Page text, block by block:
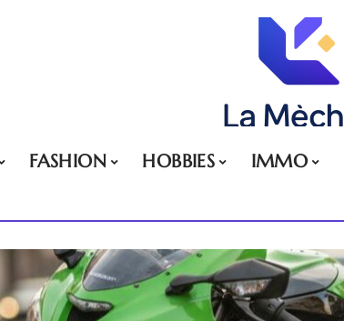
FASHION HOBBIES IMMO